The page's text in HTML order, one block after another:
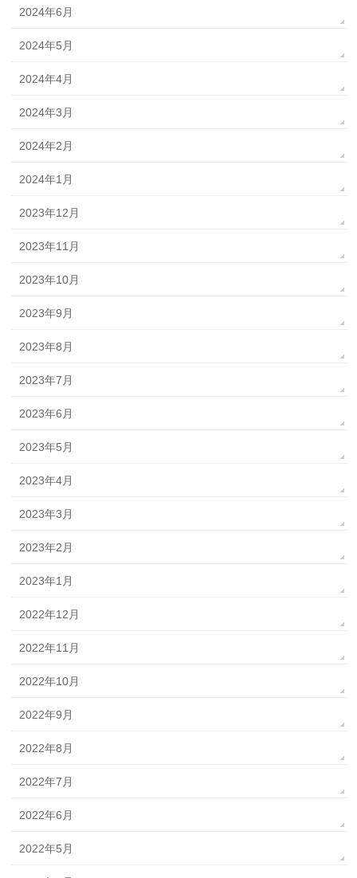
2024年6月
2024年5月
2024年4月
2024年3月
2024年2月
2024年1月
2023年12月
2023年11月
2023年10月
2023年9月
2023年8月
2023年7月
2023年6月
2023年5月
2023年4月
2023年3月
2023年2月
2023年1月
2022年12月
2022年11月
2022年10月
2022年9月
2022年8月
2022年7月
2022年6月
2022年5月